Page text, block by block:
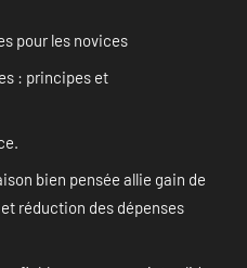
pour les novices
: principes et
bien pensée allie gain de
réduction des dépenses